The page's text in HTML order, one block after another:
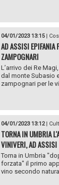
04/01/2023 13:15|
AD ASSISI EPIFANIA
ZAMPOGNARI
L’arrivo dei Re
dal monte Subasio
zampognari per le
04/01/2023 13:12|
TORNA IN UMBRIA
VINIVERI, AD ASSISI
Torna in Umbria
forzata" il primo
vino secondo natura: